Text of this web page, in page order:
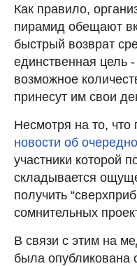
Как правило,
пирамид обещают
быстрый возврат
единственная цель
возможное
принесут им свои
Несмотря на то, что
новости об
участники которой
складывается
получить
сомнительных
В связи с этим на
была опубликована